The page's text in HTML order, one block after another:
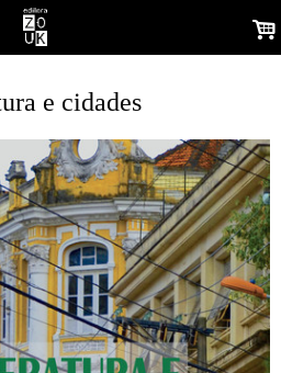
.
e cidades